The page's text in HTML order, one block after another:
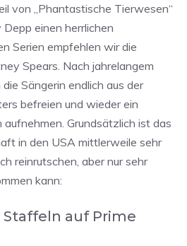
von „Phantastische Tierwesen“
Depp einen herrlichen
Serien empfehlen wir die
Spears. Nach jahrelangem
Sängerin endlich aus der
befreien und wieder ein
Grundsätzlich ist das
in den USA mittlerweile sehr
reinrutschen, aber nur sehr
kann:
Staffeln auf Prime